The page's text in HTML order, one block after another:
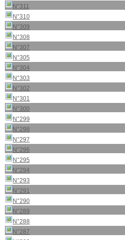
N°311
N°310
N°309
N°308
N°307
N°305
N°304
N°303
N°302
N°301
N°300
N°299
N°298
N°297
N°296
N°295
N°294
N°293
N°291
N°290
N°289
N°288
N°287